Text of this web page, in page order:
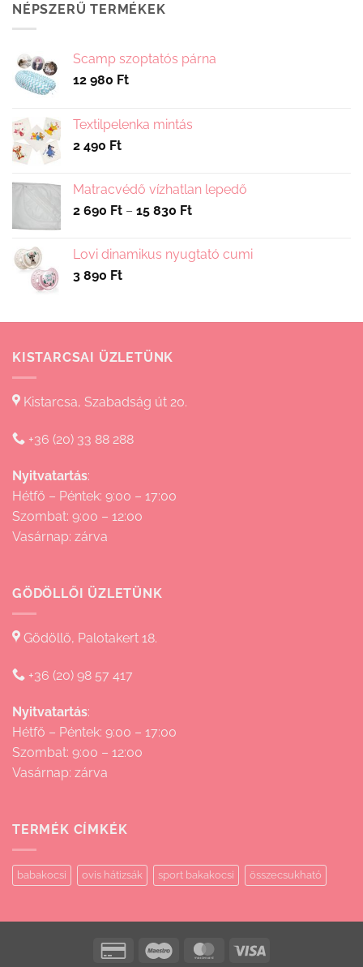
NÉPSZERŰ TERMÉKEK
Scamp szoptatós párna
12 980 Ft
Textilpelenka mintás
2 490 Ft
Matracvédő vízhatlan lepedő
2 690 Ft – 15 830 FtÁrtartomány:
-
Lovi dinamikus nyugtató cumi
3 890 Ft
KISTARCSAI ÜZLETÜNK
Kistarcsa, Szabadság út 20.
+36 (20) 33 88 288
Nyitvatartás:
Hétfő – Péntek: 9:00 – 17:00
Szombat: 9:00 – 12:00
Vasárnap: zárva
GÖDÖLLŐI ÜZLETÜNK
Gödöllő, Palotakert 18.
+36 (20) 98 57 417
Nyitvatartás:
Hétfő – Péntek: 9:00 – 17:00
Szombat: 9:00 – 12:00
Vasárnap: zárva
TERMÉK CÍMKÉK
babakocsi ovis hátizsák sport bakakocsi összecsukható
Credit
Maestro MasterCard